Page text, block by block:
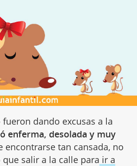
dando excusas a la
enferma, desolada y muy
encontrarse tan cansada, no
salir a la calle para ir a